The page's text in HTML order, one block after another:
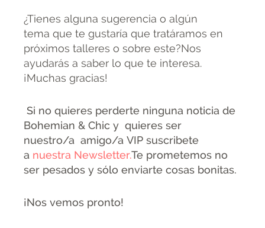
¿Tienes alguna sugerencia o algún
tema que te gustaría que tratáramos en
próximos talleres o sobre este?Nos
ayudarás a saber lo que te interesa.
¡Muchas gracias!
Si no quieres perderte ninguna noticia de
Bohemian & Chic y quieres ser
nuestro/a amigo/a VIP suscribete
a nuestra Newsletter.Te prometemos no
ser pesados y sólo enviarte cosas bonitas.
¡Nos vemos pronto!